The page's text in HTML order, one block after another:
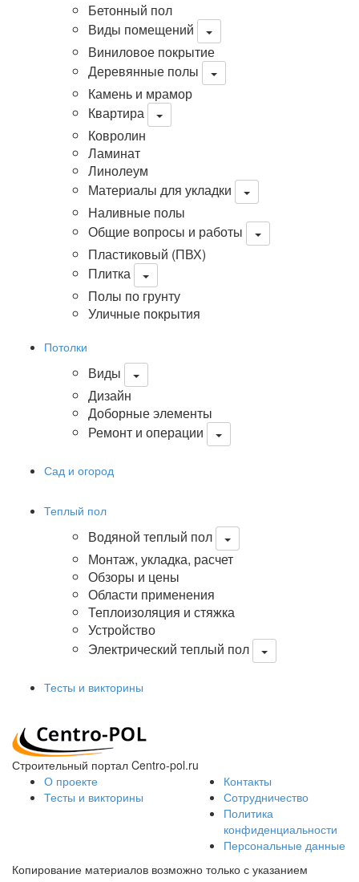
Бетонный пол
Виды помещений
Виниловое покрытие
Деревянные полы
Камень и мрамор
Квартира
Ковролин
Ламинат
Линолеум
Материалы для укладки
Наливные полы
Общие вопросы и работы
Пластиковый (ПВХ)
Плитка
Полы по грунту
Уличные покрытия
Потолки
Виды
Дизайн
Доборные элементы
Ремонт и операции
Сад и огород
Теплый пол
Водяной теплый пол
Монтаж, укладка, расчет
Обзоры и цены
Области применения
Теплоизоляция и стяжка
Устройство
Электрический теплый пол
Тесты и викторины
Строительный портал Centro-pol.ru
О проекте
Тесты и викторины
Контакты
Сотрудничество
Политика
конфиденциальности
Персональные данные
Копирование материалов возможно только с указанием